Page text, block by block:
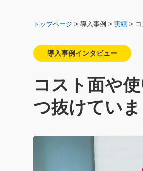
トップページ > 導入事例 >実績 > コ
導入事例インタビュー
コスト面や
つ抜けてい